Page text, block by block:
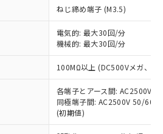
ねじ締め端子 (M3.5)
電気的: 最大30回/分
機械的: 最大30回/分
100MΩ以上 (DC500Vメガ、点
各端子とアース間: AC2500V
同極端子間: AC2500V 50/
(初期値)
器事業取扱商品の中には、
の対象外となる商品もある
承ください。
よび標準価格照会結果は、
る更新日時点での社内デー
作成されるものであり、閲
点での実際の在庫および標
異なる場合があることをご
ンス料など無形物で、有
係のない商品です。
より、非含有部品として
有品と判明した場合などや
ることがあります。
、 水銀(Hg) 1000ppm以下、 カド
以下、ポリ臭化ビフェニル
下、ポリ臭化ジフェニルエーテル類
下、フタル酸ビス(2-エチルヘキシ
材料含有率が中国RoHSの
ことを示します。
材料含有率が中国RoHSの
いることを示します。
です。当社販売部門へお問
。
基準値 (GB/T26572)：
Hg(水銀) : 1000ppm、 Cd(カドミウ
、 PBBs(ポリ臭化ビフェ
れら貴社製品のうち、外国
外国貿易法に定める商品
制貨物等」という）を輸出
出許可(または役務取引許
るなどの必要な手続きを